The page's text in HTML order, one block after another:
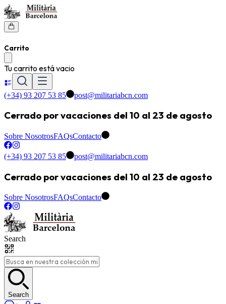
Carrito
Tu carrito está vacio
(+34) 93 207 53 85 post@militariabcn.com
Cerrado por vacaciones del 10 al 23 de agosto
Sobre NosotrosFAQsContacto
(+34) 93 207 53 85 post@militariabcn.com
Cerrado por vacaciones del 10 al 23 de agosto
Sobre NosotrosFAQsContacto
Search
Search